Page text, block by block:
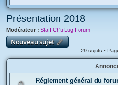
Présentation 2018
Modérateur : Staff Ch'ti Lug Forum
Nouveau sujet
29 sujets •
Réglement général du